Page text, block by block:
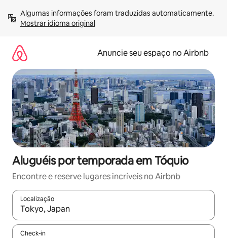
para
Mostrar idioma original
Anuncie seu espaço no Airbnb
Aluguéis por temporada em Tóquio
Encontre e reserve lugares incríveis no Airbnb
Localização
Quando os resultados estiverem disponíveis, explore-os
Check-in